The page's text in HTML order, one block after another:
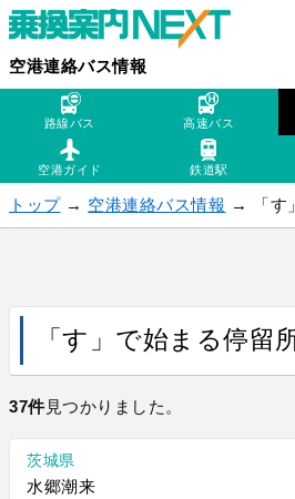
空港連絡バス情報
路線バス 高速バス
空港ガイド 鉄道駅
トップ→ 空港連絡バス情報 → 「す
「す」で始まる停留
37件見つかりました。
茨城県
水郷潮来